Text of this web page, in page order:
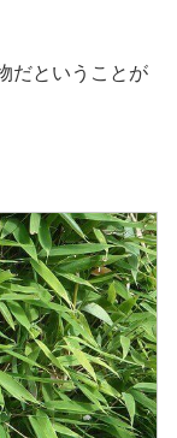
だということが